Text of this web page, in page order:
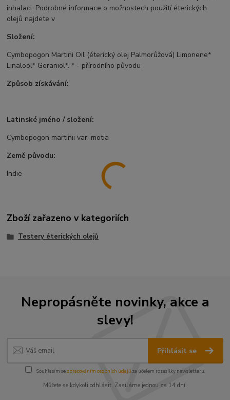
inhalaci. Podrobné informace o možnostech použití éterických
olejů najdete v
Složení:
Cymbopogon Martini Oil (éterický olej Palmorůžová) Limonene*
Linalool* Geraniol*. * - přírodního původu
Způsob získávání:
Latinské jméno / složení:
Cymbopogon martinii var. motia
Země původu:
Indie
Zboží zařazeno v kategoriích
Testery éterických olejů
Nepropásněte novinky, akce a
slevy!
Přihlásit se
Souhlasím se zpracováním osobních údajůza účelem rozesílky newsletteru.
Můžete se kdykoli odhlásit. Zasíláme jednou za 14 dní.